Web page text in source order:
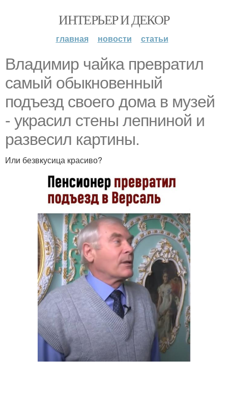
ИНТЕРЬЕР И ДЕКОР
главная новости статьи
Владимир чайка превратил
самый обыкновенный
подъезд своего дома в музей
- украсил стены лепниной и
развесил картины.
Или безвкусица красиво?